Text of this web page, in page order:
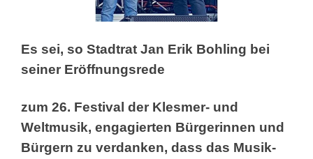
Es sei, so Stadtrat Jan Erik Bohling bei
seiner Eröffnungsrede
zum 26. Festival der Klesmer- und
Weltmusik, engagierten Bürgerinnen und
Bürgern zu verdanken, dass das Musik-